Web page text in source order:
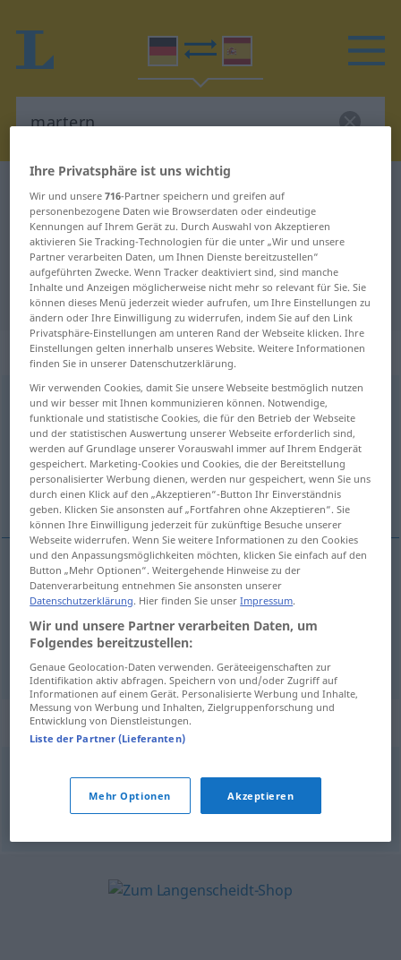
Deutsch-Spanisch Wörterbuch martern
Deutsch-Spanisch Übersetzung für
"martern"
"martern" Spanisch Übersetzung
„martern“: transitives Verb
marternv/t GEH
Übersicht aller Übersetzungen
(Für mehr Details die Übersetzung anklicken/antippen)
martirizar, torturar, atormentar
martirizar,torturar martern
atormentar marternseelisch
Synonyme für "martern"
foltern,peinigen,plagen
Ihre Privatsphäre ist uns wichtig
Wir und unsere716-Partner speichern und greifen auf
personenbezogene Daten wie Browserdaten oder eindeutige
Kennungen auf Ihrem Gerät zu. Durch Auswahl von Akzeptieren
aktivieren Sie Tracking-Technologien für die unter „Wir und unsere
Partner verarbeiten Daten, um Ihnen Dienste bereitzustellen“
aufgeführten Zwecke. Wenn Tracker deaktiviert sind, sind manche
Inhalte und Anzeigen möglicherweise nicht mehr so relevant für Sie. Sie
können dieses Menü jederzeit wieder aufrufen, um Ihre Einstellungen zu
ändern oder Ihre Einwilligung zu widerrufen, indem Sie auf den Link
Privatsphäre-Einstellungen am unteren Rand der Webseite klicken. Ihre
Einstellungen gelten innerhalb unseres Website. Weitere Informationen
finden Sie in unserer Datenschutzerklärung.
Wir verwenden Cookies, damit Sie unsere Webseite bestmöglich nutzen
und wir besser mit Ihnen kommunizieren können. Notwendige,
funktionale und statistische Cookies, die für den Betrieb der Webseite
und der statistischen Auswertung unserer Webseite erforderlich sind,
werden auf Grundlage unserer Vorauswahl immer auf Ihrem Endgerät
gespeichert. Marketing-Cookies und Cookies, die der Bereitstellung
personalisierter Werbung dienen, werden nur gespeichert, wenn Sie uns
durch einen Klick auf den „Akzeptieren“-Button Ihr Einverständnis
geben. Klicken Sie ansonsten auf „Fortfahren ohne Akzeptieren“. Sie
können Ihre Einwilligung jederzeit für zukünftige Besuche unserer
Webseite widerrufen. Wenn Sie weitere Informationen zu den Cookies
und den Anpassungsmöglichkeiten möchten, klicken Sie einfach auf den
Button „Mehr Optionen“. Weitergehende Hinweise zu der
Datenverarbeitung entnehmen Sie ansonsten unserer
Datenschutzerklärung. Hier finden Sie unserImpressum.
Wir und unsere Partner verarbeiten Daten, um
Folgendes bereitzustellen:
Genaue Geolocation-Daten verwenden. Geräteeigenschaften zur
Identifikation aktiv abfragen. Speichern von und/oder Zugriff auf
Informationen auf einem Gerät. Personalisierte Werbung und Inhalte,
Messung von Werbung und Inhalten, Zielgruppenforschung und
Entwicklung von Dienstleistungen.
Liste der Partner (Lieferanten)
Mehr Optionen Akzeptieren